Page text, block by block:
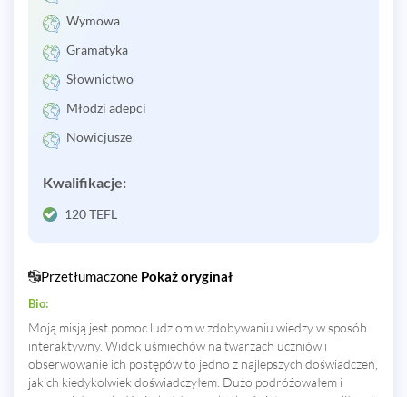
Wymowa
Gramatyka
Słownictwo
Młodzi adepci
Nowicjusze
Kwalifikacje:
120 TEFL
Przetłumaczone Pokaż oryginał
Bio:
Moją misją jest pomoc ludziom w zdobywaniu wiedzy w sposób
interaktywny. Widok uśmiechów na twarzach uczniów i
obserwowanie ich postępów to jedno z najlepszych doświadczeń,
jakich kiedykolwiek doświadczyłem. Dużo podróżowałem i